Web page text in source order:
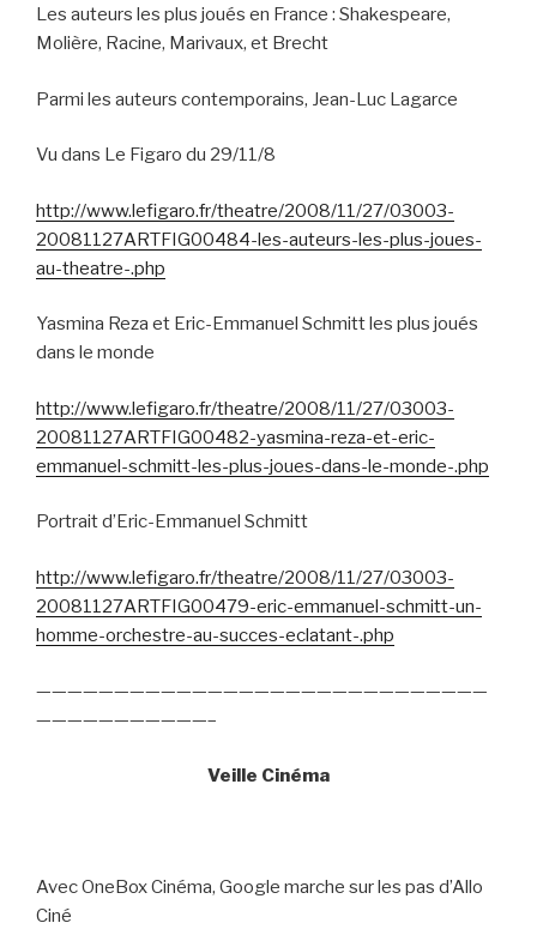
Les auteurs les plus joués en France : Shakespeare,
Molière, Racine, Marivaux, et Brecht
Parmi les auteurs contemporains, Jean-Luc Lagarce
Vu dans Le Figaro du 29/11/8
http://www.lefigaro.fr/theatre/2008/11/27/03003-
20081127ARTFIG00484-les-auteurs-les-plus-joues-
au-theatre-.php
Yasmina Reza et Eric-Emmanuel Schmitt les plus joués
dans le monde
http://www.lefigaro.fr/theatre/2008/11/27/03003-
20081127ARTFIG00482-yasmina-reza-et-eric-
emmanuel-schmitt-les-plus-joues-dans-le-monde-.php
Portrait d’Eric-Emmanuel Schmitt
http://www.lefigaro.fr/theatre/2008/11/27/03003-
20081127ARTFIG00479-eric-emmanuel-schmitt-un-
homme-orchestre-au-succes-eclatant-.php
—————————————————————————————
———————————–
Veille Cinéma
Avec OneBox Cinéma, Google marche sur les pas d’Allo
Ciné